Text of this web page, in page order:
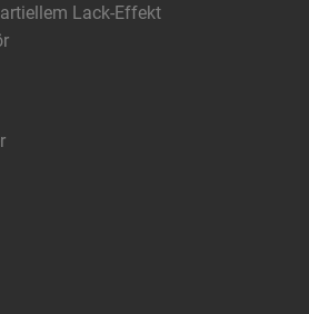
Lack-Effekt